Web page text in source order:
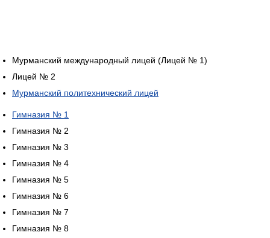
Мурманский международный лицей (Лицей № 1)
Лицей № 2
Мурманский политехнический лицей
Гимназия № 1
Гимназия № 2
Гимназия № 3
Гимназия № 4
Гимназия № 5
Гимназия № 6
Гимназия № 7
Гимназия № 8